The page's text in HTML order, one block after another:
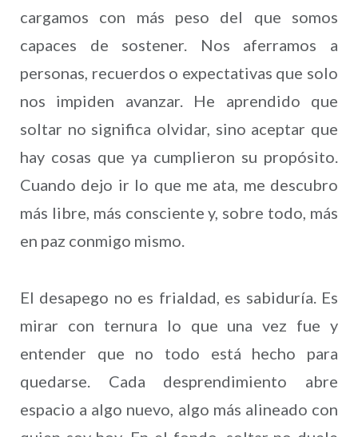
cargamos con más peso del que somos
capaces de sostener. Nos aferramos a
personas, recuerdos o expectativas que solo
nos impiden avanzar. He aprendido que
soltar no significa olvidar, sino aceptar que
hay cosas que ya cumplieron su propósito.
Cuando dejo ir lo que me ata, me descubro
más libre, más consciente y, sobre todo, más
en paz conmigo mismo.
El desapego no es frialdad, es sabiduría. Es
mirar con ternura lo que una vez fue y
entender que no todo está hecho para
quedarse. Cada desprendimiento abre
espacio a algo nuevo, algo más alineado con